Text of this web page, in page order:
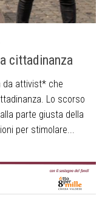
cittadinanza
da attivist* che
Lo scorso
parte giusta della
per stimolare...